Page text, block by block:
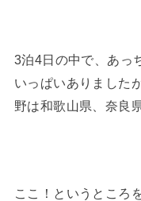
3泊4日の中で、あっ
いっぱいありました
野は和歌山県、奈良
ここ！というところ